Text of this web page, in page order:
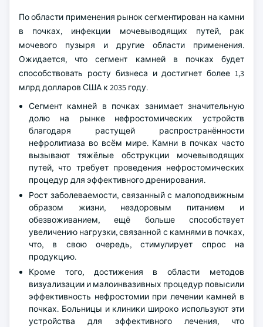
По области применения рынок сегментирован на камни
в почках, инфекции мочевыводящих путей, рак
мочевого пузыря и другие области применения.
Ожидается, что сегмент камней в почках будет
способствовать росту бизнеса и достигнет более 1,3
млрд долларов США к 2035 году.
Сегмент камней в почках занимает значительную
долю на рынке нефростомических устройств
благодаря растущей распространённости
нефролитиаза во всём мире. Камни в почках часто
вызывают тяжёлые обструкции мочевыводящих
путей, что требует проведения нефростомических
процедур для эффективного дренирования.
Рост заболеваемости, связанный с малоподвижным
образом жизни, нездоровым питанием и
обезвоживанием, ещё больше способствует
увеличению нагрузки, связанной с камнями в почках,
что, в свою очередь, стимулирует спрос на
продукцию.
Кроме того, достижения в области методов
визуализации и малоинвазивных процедур повысили
эффективность нефростомии при лечении камней в
почках. Больницы и клиники широко используют эти
устройства для эффективного лечения, что